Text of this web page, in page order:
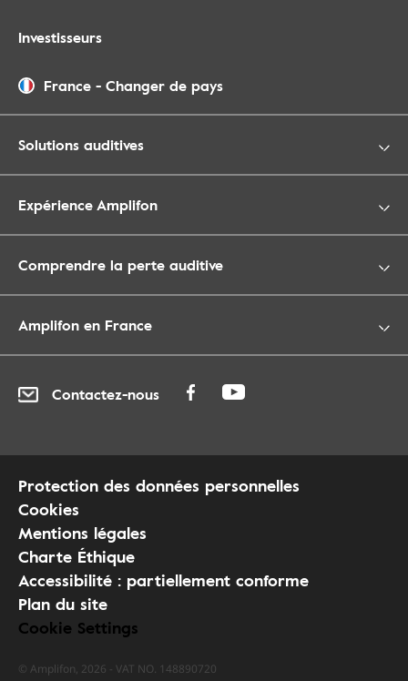
Investisseurs
France - Changer de pays
Solutions auditives
Expérience Amplifon
Comprendre la perte auditive
Amplifon en France
Contactez-nous
Protection des données personnelles
Cookies
Mentions légales
Charte Éthique
Accessibilité : partiellement conforme
Plan du site
Cookie Settings
© Amplifon, 2026 - VAT NO. 148890720